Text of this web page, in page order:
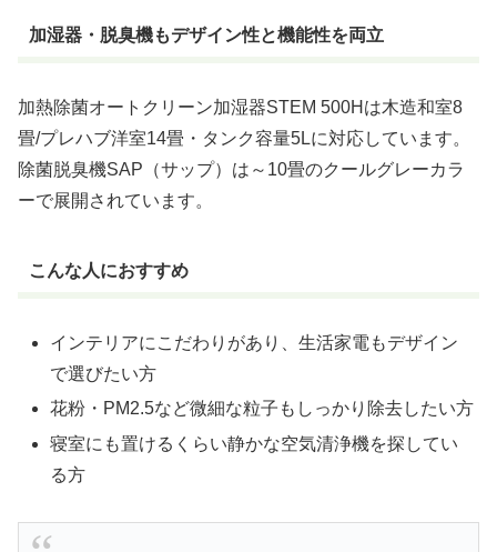
加湿器・脱臭機もデザイン性と機能性を両立
加熱除菌オートクリーン加湿器STEM 500Hは木造和室8
畳/プレハブ洋室14畳・タンク容量5Lに対応しています。
除菌脱臭機SAP（サップ）は～10畳のクールグレーカラ
ーで展開されています。
こんな人におすすめ
インテリアにこだわりがあり、生活家電もデザイン
で選びたい方
花粉・PM2.5など微細な粒子もしっかり除去したい方
寝室にも置けるくらい静かな空気清浄機を探してい
る方